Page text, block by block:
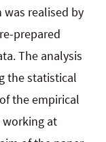
realised by
prepared
The analysis
the statistical
the empirical
working at